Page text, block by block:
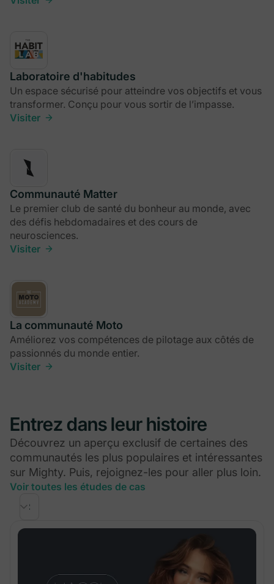
Laboratoire d'habitudes
Un espace sécurisé pour atteindre vos objectifs et vous
transformer. Conçu pour vous sortir de l’impasse.
Visiter
Communauté Matter
Le premier club de santé du bonheur au monde, avec
des défis hebdomadaires et des cours de
neurosciences.
Visiter
La communauté Moto
Améliorez vos compétences de pilotage aux côtés de
passionnés du monde entier.
Visiter
Entrez dans leur histoire
Découvrez un aperçu exclusif de certaines des
communautés les plus populaires et intéressantes
sur Mighty. Puis, rejoignez-les pour aller plus loin.
Voir toutes les études de cas